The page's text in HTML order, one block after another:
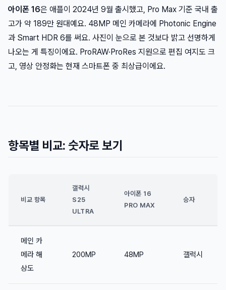
아이폰 16은 애플이 2024년 9월 출시했고, Pro Max 기준 국내 출
고가 약 189만 원대예요. 48MP 메인 카메라에 Photonic Engine
과 Smart HDR 6를 써요. 사진이 눈으로 본 것보다 밝고 선명하게
나오는 게 특징이에요. ProRAW·ProRes 지원으로 편집 여지도 크
고, 영상 안정화는 현재 스마트폰 중 최상급이에요.
항목별 비교: 숫자로 보기
비교 항목
갤럭시
S25
ULTRA
아이폰 16
PRO MAX
승자
메인 카
메라 해
상도
200MP 48MP 갤럭시